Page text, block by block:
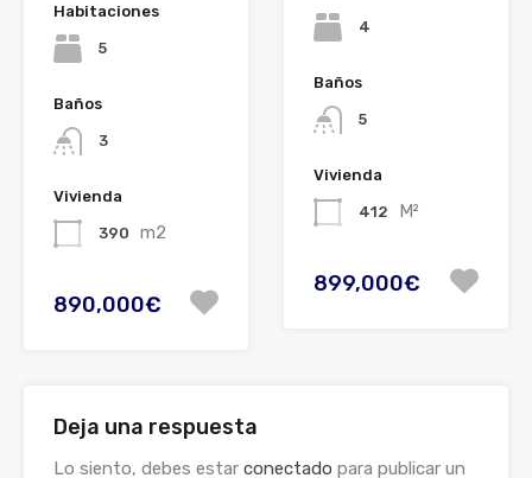
Habitaciones
5
Baños
3
Vivienda
390 m2
890,000€
4
Baños
5
Vivienda
412 M²
899,000€
Deja una respuesta
Lo siento, debes estar conectado para publicar un